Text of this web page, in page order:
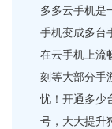
多多云手机是
手机变成多台
在云手机上流
刻等大部分手
忧！开通多少
号，大大提升